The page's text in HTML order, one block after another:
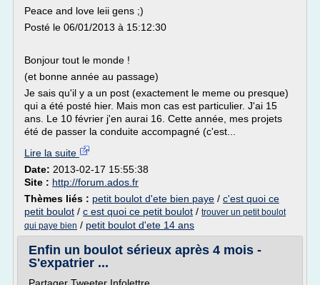
Peace and love leii gens ;)
Posté le 06/01/2013 à 15:12:30
Bonjour tout le monde !
(et bonne année au passage)
Je sais qu'il y a un post (exactement le meme ou presque)
qui a été posté hier. Mais mon cas est particulier. J'ai 15
ans. Le 10 février j'en aurai 16. Cette année, mes projets
été de passer la conduite accompagné (c'est...
Lire la suite
Date: 2013-02-17 15:55:38
Site : http://forum.ados.fr
Thèmes liés : petit boulot d'ete bien paye / c'est quoi ce
petit boulot / c est quoi ce petit boulot / trouver un petit boulot
qui paye bien / petit boulot d'ete 14 ans
Enfin un boulot sérieux après 4 mois -
S'expatrier ...